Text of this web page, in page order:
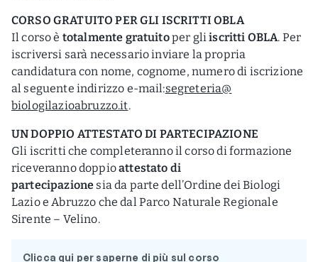
CORSO GRATUITO PER GLI ISCRITTI OBLA
Il corso è totalmente gratuitoper gliiscritti OBLA. Per
iscriversi sarà necessario inviare la propria
candidatura con nome, cognome, numero di iscrizione
al seguente indirizzo e-mail:segreteria@
biologilazioabruzzo.it.
UN DOPPIO ATTESTATO DI PARTECIPAZIONE
Gli iscritti che completeranno il corso di formazione
riceveranno doppioattestato di
partecipazione sia da parte dell’Ordine dei Biologi
Lazio e Abruzzo che dal Parco Naturale Regionale
Sirente – Velino.
Clicca qui per saperne di più sul corso